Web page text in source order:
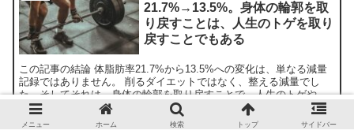
21.7%→13.5%。身体の輪郭を取
り戻すことは、人生のトゲを取り
戻すことでもある
この記事の結論 体脂肪率21.7%から13.5%への変化は、単なる減量
記録ではありません。 削るダイエットではなく、整える減量でし
た。そしてそれは、身体の輪郭を取り戻すことで、人生のトゲや突
起をもう一度取り戻す過程でもありました。 Amaz...
メニュー ホーム 検索 トップ サイドバー